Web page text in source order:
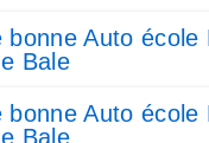
bonne Auto école
Bale
bonne Auto école
Bale